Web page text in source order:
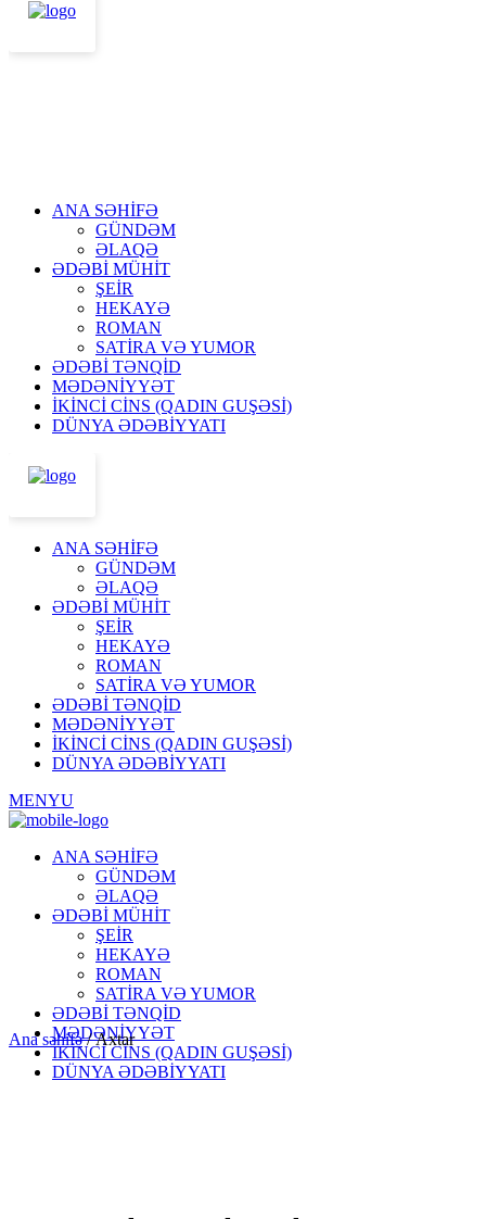
ANA SƏHİFƏ
GÜNDƏM
ƏLAQƏ
ƏDƏBİ MÜHİT
ŞEİR
HEKAYƏ
ROMAN
SATİRA VƏ YUMOR
ƏDƏBİ TƏNQİD
MƏDƏNİYYƏT
İKİNCİ CİNS (QADIN GUŞƏSİ)
DÜNYA ƏDƏBİYYATI
ANA SƏHİFƏ
GÜNDƏM
ƏLAQƏ
ƏDƏBİ MÜHİT
ŞEİR
HEKAYƏ
ROMAN
SATİRA VƏ YUMOR
ƏDƏBİ TƏNQİD
MƏDƏNİYYƏT
İKİNCİ CİNS (QADIN GUŞƏSİ)
DÜNYA ƏDƏBİYYATI
MENYU
ANA SƏHİFƏ
GÜNDƏM
ƏLAQƏ
ƏDƏBİ MÜHİT
ŞEİR
HEKAYƏ
ROMAN
SATİRA VƏ YUMOR
ƏDƏBİ TƏNQİD
MƏDƏNİYYƏT
İKİNCİ CİNS (QADIN GUŞƏSİ)
DÜNYA ƏDƏBİYYATI
Ana səhifə/Axtar